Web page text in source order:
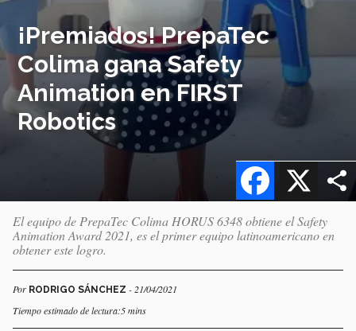
¡Premiados! PrepaTec
Colima gana Safety
Animation en FIRST
Robotics
X
Facebook
El equipo de PrepaTec Colima HORUS 6348 obtiene el Safety
Animation Award 2021, es el primer equipo latinoamericano en
obtener este logro.
Por RODRIGO SÁNCHEZ - 21/04/2021
Tiempo estimado de lectura:5 mins